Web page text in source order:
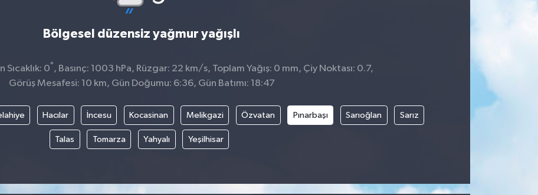
Bölgesel düzensiz yağmur yağışlı
Sıcaklık: 0° , Basınç: 1003 hPa, Rüzgar: 22 km/s, Toplam Yağış: 0 mm, Çiy Noktası: 0.7,
Görüş Mesafesi: 10 km, Gün Doğumu: 6:36, Gün Batımı: 18:47
Hacılar İncesu Kocasinan Melikgazi Özvatan Pınarbaşı Sarıoğlan Sarız
Talas Tomarza Yahyalı Yeşilhisar